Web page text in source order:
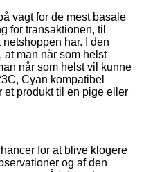
vagt for de mest basale
for transaktionen, til
har. I den
man når som helst
når som helst vil kunne
Cyan kompatibel
produkt til en pige eller
for at blive klogere
og af den